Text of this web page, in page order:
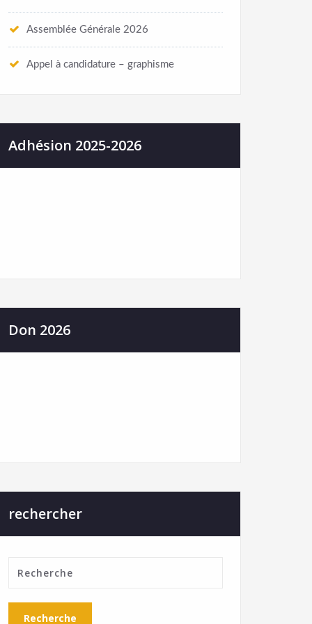
Assemblée Générale 2026
Appel à candidature – graphisme
Adhésion 2025-2026
Don 2026
rechercher